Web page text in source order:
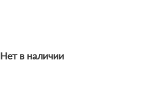
Нет в наличии